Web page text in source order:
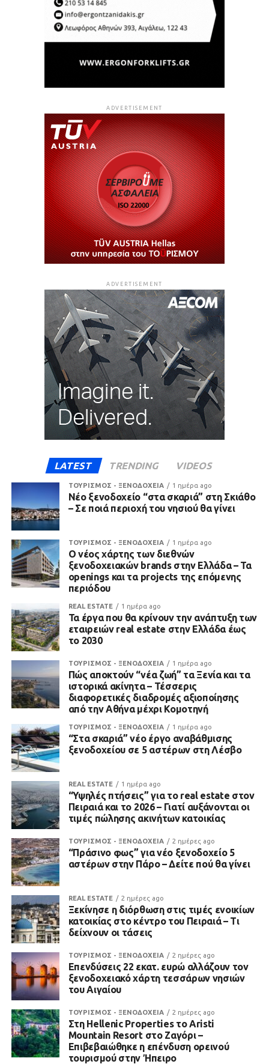
ADVERTISEMENT
ADVERTISEMENT
LATEST TRENDING VIDEOS
ΤΟΥΡΙΣΜΟΣ - ΞΕΝΟΔΟΧΕΙΑ 1 ημέρα ago
Νέο ξενοδοχείο “στα σκαριά” στη Σκιάθο
– Σε ποιά περιοχή του νησιού θα γίνει
ΤΟΥΡΙΣΜΟΣ - ΞΕΝΟΔΟΧΕΙΑ 1 ημέρα ago
Ο νέος χάρτης των διεθνών
ξενοδοχειακών brands στην Ελλάδα – Τα
openings και τα projects της επόμενης
περιόδου
REAL ESTATE 1 ημέρα ago
Τα έργα που θα κρίνουν την ανάπτυξη των
εταιρειών real estate στην Ελλάδα έως
το 2030
ΤΟΥΡΙΣΜΟΣ - ΞΕΝΟΔΟΧΕΙΑ 1 ημέρα ago
Πώς αποκτούν “νέα ζωή” τα Ξενία και τα
ιστορικά ακίνητα – Τέσσερις
διαφορετικές διαδρομές αξιοποίησης
από την Αθήνα μέχρι Κομοτηνή
ΤΟΥΡΙΣΜΟΣ - ΞΕΝΟΔΟΧΕΙΑ 1 ημέρα ago
“Στα σκαριά” νέο έργο αναβάθμισης
ξενοδοχείου σε 5 αστέρων στη Λέσβο
REAL ESTATE 1 ημέρα ago
“Υψηλές πτήσεις” για το real estate στον
Πειραιά και το 2026 – Γιατί αυξάνονται οι
τιμές πώλησης ακινήτων κατοικίας
ΤΟΥΡΙΣΜΟΣ - ΞΕΝΟΔΟΧΕΙΑ 2 ημέρες ago
“Πράσινο φως” για νέο ξενοδοχείο 5
αστέρων στην Πάρο – Δείτε πού θα γίνει
REAL ESTATE 2 ημέρες ago
Ξεκίνησε η διόρθωση στις τιμές ενοικίων
κατοικίας στο κέντρο του Πειραιά – Τι
δείχνουν οι τάσεις
ΤΟΥΡΙΣΜΟΣ - ΞΕΝΟΔΟΧΕΙΑ 2 ημέρες ago
Επενδύσεις 22 εκατ. ευρώ αλλάζουν τον
ξενοδοχειακό χάρτη τεσσάρων νησιών
του Αιγαίου
ΤΟΥΡΙΣΜΟΣ - ΞΕΝΟΔΟΧΕΙΑ 2 ημέρες ago
Στη Hellenic Properties το Aristi
Mountain Resort στο Ζαγόρι –
Επιβεβαιώθηκε η επένδυση ορεινού
τουρισμού στην Ήπειρο